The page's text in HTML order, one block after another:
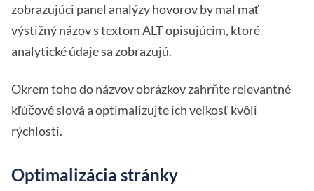
zobrazujúci panel analýzy hovorovby mal mať
výstižný názov s textom ALT opisujúcim, ktoré
analytické údaje sa zobrazujú.
Okrem toho do názvov obrázkov zahrňte relevantné
kľúčové slová a optimalizujte ich veľkosť kvôli
rýchlosti.
Optimalizácia stránky